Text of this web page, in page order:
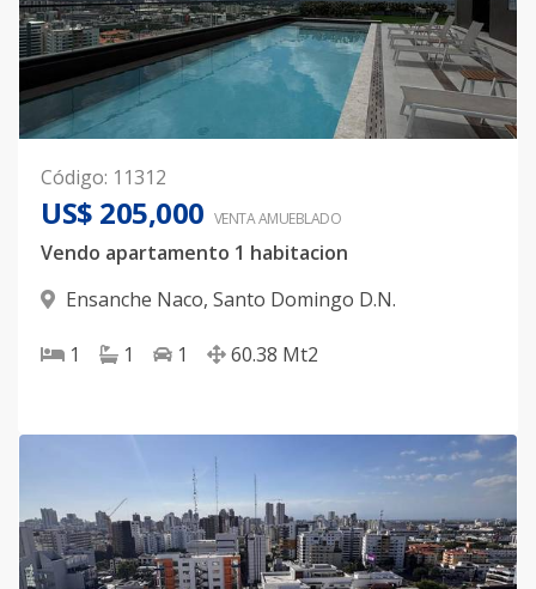
Código: 11312
US$ 205,000 VENTA AMUEBLADO
Vendo apartamento 1 habitacion
Ensanche Naco, Santo Domingo D.N.
1 1 1 60.38 Mt2